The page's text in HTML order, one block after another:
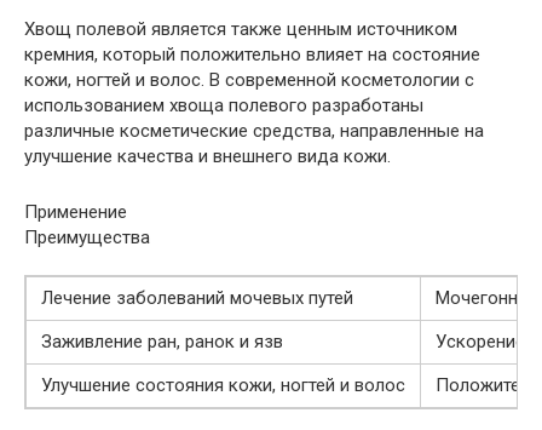
Хвощ полевой является также ценным источником
кремния, который положительно влияет на состояние
кожи, ногтей и волос. В современной косметологии с
использованием хвоща полевого разработаны
различные косметические средства, направленные на
улучшение качества и внешнего вида кожи.
Применение
Преимущества
Лечение заболеваний мочевых путей
Мочегонное
Заживление ран, ранок и язв
Ускорение
Улучшение состояния кожи, ногтей и волос